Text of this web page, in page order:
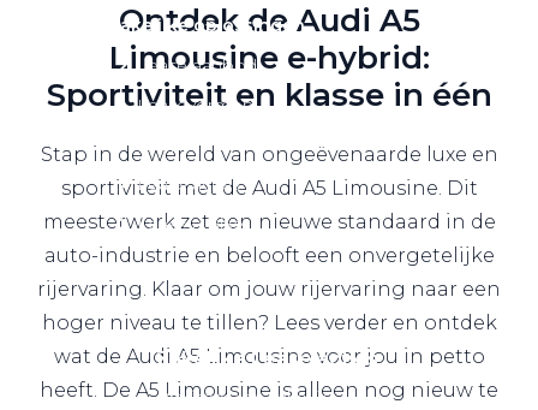
Zakelijke oplossingen
Lease aanbod
Leasevormen
Berijdersinfo
Lease acties
Lease a Bike
Zakelijke Lease acties
Profiteer van zakelijk
Ontdek de Audi A5
Limousine e-hybrid:
Sportiviteit en klasse in één
Stap in de wereld van ongeëvenaarde luxe en
sportiviteit met de Audi A5 Limousine. Dit
meesterwerk zet een nieuwe standaard in de
auto-industrie en belooft een onvergetelijke
rijervaring. Klaar om jouw rijervaring naar een
hoger niveau te tillen? Lees verder en ontdek
wat de Audi A5 Limousine voor jou in petto
heeft. De A5 Limousine is alleen nog nieuw te